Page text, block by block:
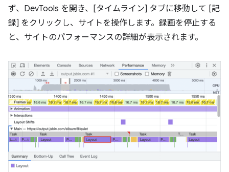
ず、DevTools を開き、[タイムライン] タブに移動して [記
録] をクリックし、サイトを操作します。録画を停止する
と、サイトのパフォーマンスの詳細が表示されます。